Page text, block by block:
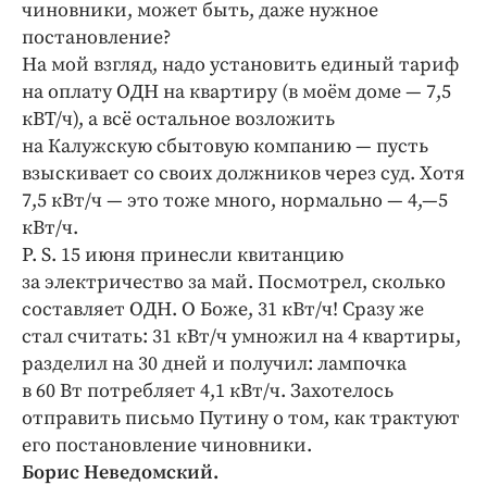
чиновники, может быть, даже нужное
постановление?
На мой взгляд, надо установить единый тариф
на оплату ОДН на квартиру (в моём доме — 7,5
кВТ/ч), а всё остальное возложить
на Калужскую сбытовую компанию — пусть
взыскивает со своих должников через суд. Хотя
7,5 кВт/ч — это тоже много, нормально — 4,—5
кВт/ч.
P. S. 15 июня принесли квитанцию
за электричество за май. Посмотрел, сколько
составляет ОДН. О Боже, 31 кВт/ч! Сразу же
стал считать: 31 кВт/ч умножил на 4 квартиры,
разделил на 30 дней и получил: лампочка
в 60 Вт потребляет 4,1 кВт/ч. Захотелось
отправить письмо Путину о том, как трактуют
его постановление чиновники.
Борис Неведомский.